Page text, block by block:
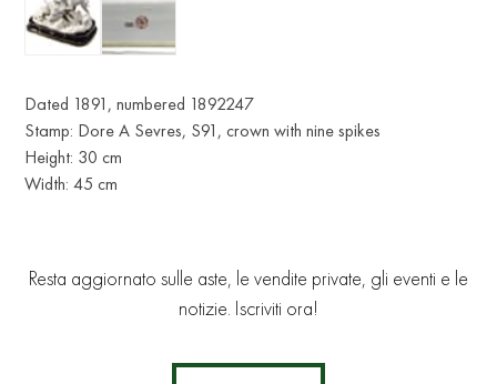
Dated 1891, numbered 1892247
Stamp: Dore A Sevres, S91, crown with nine spikes
Height: 30 cm
Width: 45 cm
Resta aggiornato sulle aste, le vendite private, gli eventi e le
notizie. Iscriviti ora!